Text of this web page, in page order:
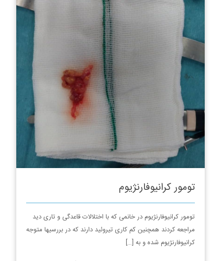
تومور کرانیوفارنژیوم
تومور کرانیوفارنژیوم در خانمی که با اختلالات قاعدگی و تاری دید
مراجعه کردند همچنین کم کاری تیروئید دارند که در بررسیها متوجه
کرانیوفارنژیوم شده و به […]